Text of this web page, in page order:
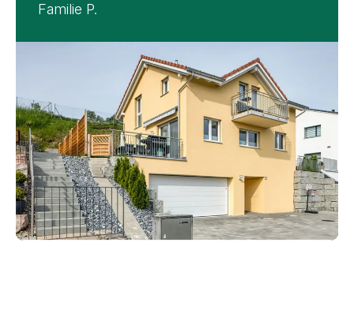
Familie P.